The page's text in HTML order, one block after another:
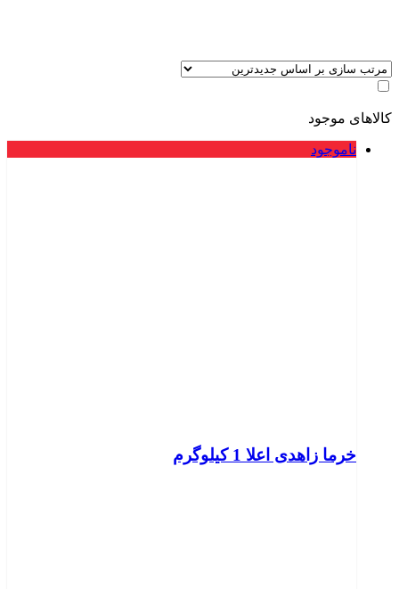
کالاهای موجود
ناموجود
خرما زاهدی اعلا 1 کیلوگرم